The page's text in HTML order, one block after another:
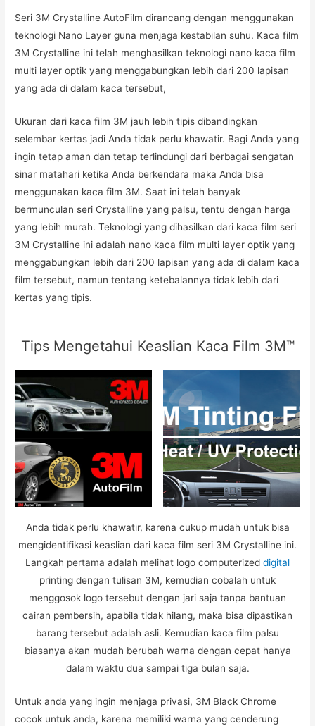
Seri 3M Crystalline AutoFilm dirancang dengan menggunakan
teknologi Nano Layer guna menjaga kestabilan suhu. Kaca film
3M Crystalline ini telah menghasilkan teknologi nano kaca film
multi layer optik yang menggabungkan lebih dari 200 lapisan
yang ada di dalam kaca tersebut,
Ukuran dari kaca film 3M jauh lebih tipis dibandingkan
selembar kertas jadi Anda tidak perlu khawatir. Bagi Anda yang
ingin tetap aman dan tetap terlindungi dari berbagai sengatan
sinar matahari ketika Anda berkendara maka Anda bisa
menggunakan kaca film 3M. Saat ini telah banyak
bermunculan seri Crystalline yang palsu, tentu dengan harga
yang lebih murah. Teknologi yang dihasilkan dari kaca film seri
3M Crystalline ini adalah nano kaca film multi layer optik yang
menggabungkan lebih dari 200 lapisan yang ada di dalam kaca
film tersebut, namun tentang ketebalannya tidak lebih dari
kertas yang tipis.
Tips Mengetahui Keaslian Kaca Film 3M™
Anda tidak perlu khawatir, karena cukup mudah untuk bisa
mengidentifikasi keaslian dari kaca film seri 3M Crystalline ini.
Langkah pertama adalah melihat logo computerized digital
printing dengan tulisan 3M, kemudian cobalah untuk
menggosok logo tersebut dengan jari saja tanpa bantuan
cairan pembersih, apabila tidak hilang, maka bisa dipastikan
barang tersebut adalah asli. Kemudian kaca film palsu
biasanya akan mudah berubah warna dengan cepat hanya
dalam waktu dua sampai tiga bulan saja.
Untuk anda yang ingin menjaga privasi, 3M Black Chrome
cocok untuk anda, karena memiliki warna yang cenderung